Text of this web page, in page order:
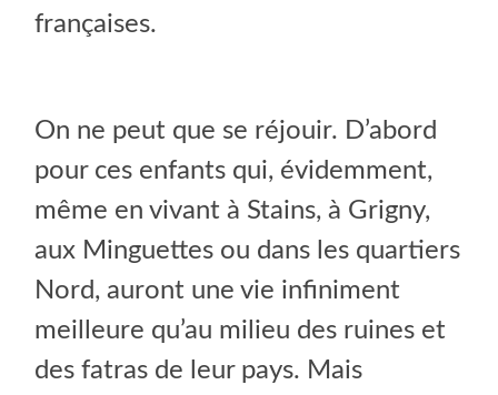
françaises.
On ne peut que se réjouir. D’abord
pour ces enfants qui, évidemment,
même en vivant à Stains, à Grigny,
aux Minguettes ou dans les quartiers
Nord, auront une vie infiniment
meilleure qu’au milieu des ruines et
des fatras de leur pays. Mais